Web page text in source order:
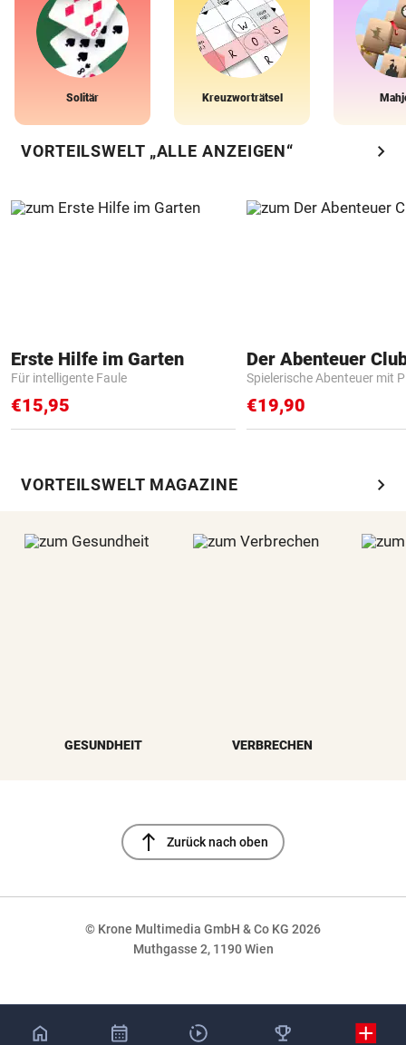
Solitär Kreuzworträtsel
VORTEILSWELT „ALLE ANZEIGEN“ chevron_right
Erste Hilfe im Garten
Für intelligente Faule
€15,95
Der Abenteuer
Spielerische Abenteuer mit
€19,90
VORTEILSWELT MAGAZINE chevron_right
GESUNDHEIT VERBRECHEN
north Zurück nach oben
© Krone Multimedia GmbH & Co KG 2026
Muthgasse 2, 1190 Wien
NaN%